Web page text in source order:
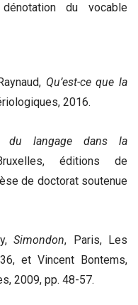
du vocable
Qu’est-ce que la
2016.
du langage dans la
éditions de
de doctorat soutenue
Simondon, Paris, Les
et Vincent Bontems,
2009, pp. 48-57.